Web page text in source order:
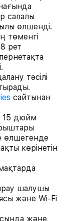
сапалы
өлшенді.
төменгі
рет
тәсілі
сайтынан
15 дюйм
өлшегенде
көрінетін
шалушы
және Wi-Fi
және